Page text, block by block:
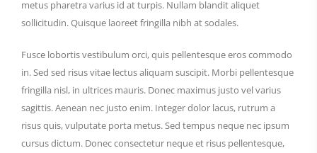
metus pharetra varius id at turpis. Nullam blandit aliquet
sollicitudin. Quisque laoreet fringilla nibh at sodales.
Fusce lobortis vestibulum orci, quis pellentesque eros commodo
in. Sed sed risus vitae lectus aliquam suscipit. Morbi pellentesque
fringilla nisl, in ultrices mauris. Donec maximus justo vel varius
sagittis. Aenean nec justo enim. Integer dolor lacus, rutrum a
risus quis, vulputate porta metus. Sed tempus neque nec ipsum
cursus dictum. Donec consectetur neque et risus pellentesque,